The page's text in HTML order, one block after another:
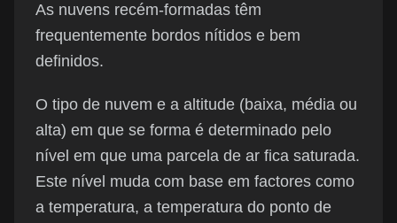
As nuvens recém-formadas têm
frequentemente bordos nítidos e bem
definidos.
O tipo de nuvem e a altitude (baixa, média ou
alta) em que se forma é determinado pelo
nível em que uma parcela de ar fica saturada.
Este nível muda com base em factores como
a temperatura, a temperatura do ponto de